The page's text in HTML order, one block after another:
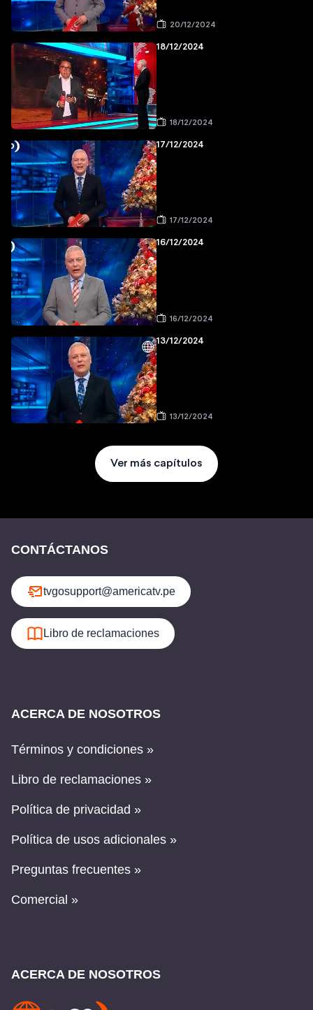
20/12/2024
18/12/2024
18/12/2024
17/12/2024
17/12/2024
16/12/2024
16/12/2024
13/12/2024
13/12/2024
Ver más capítulos
CONTÁCTANOS
tvgosupport@americatv.pe
Libro de reclamaciones
ACERCA DE NOSOTROS
Términos y condiciones »
Libro de reclamaciones »
Política de privacidad »
Política de usos adicionales »
Preguntas frecuentes »
Comercial »
ACERCA DE NOSOTROS